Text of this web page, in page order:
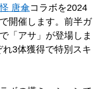
唐傘コラボを2024
開催します。前半ガ
「アサ」が登場しま
3体獲得で特別スキ